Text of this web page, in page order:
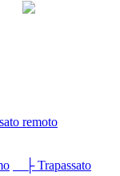
remoto
├ Trapassato